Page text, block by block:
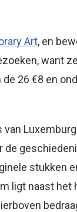
Art, en
want
26 €8 en
de
stukken
ligt naast het